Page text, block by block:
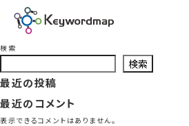
検索
検索
最近の投稿
最近のコメント
表示できるコメントはありません。